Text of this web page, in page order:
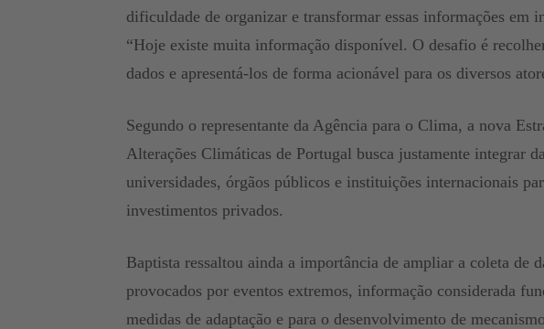
dificuldade de organizar e transformar essas informações em
“Hoje existe muita informação disponível. O desafio é
dados e apresentá-los de forma acionável para os diversos
Segundo o representante da Agência para o Clima, a nova
Alterações Climáticas de Portugal busca justamente integrar
universidades, órgãos públicos e instituições internacionais
investimentos privados.
Baptista ressaltou ainda a importância de ampliar a coleta de
provocados por eventos extremos, informação considerada
medidas de adaptação e para o desenvolvimento de